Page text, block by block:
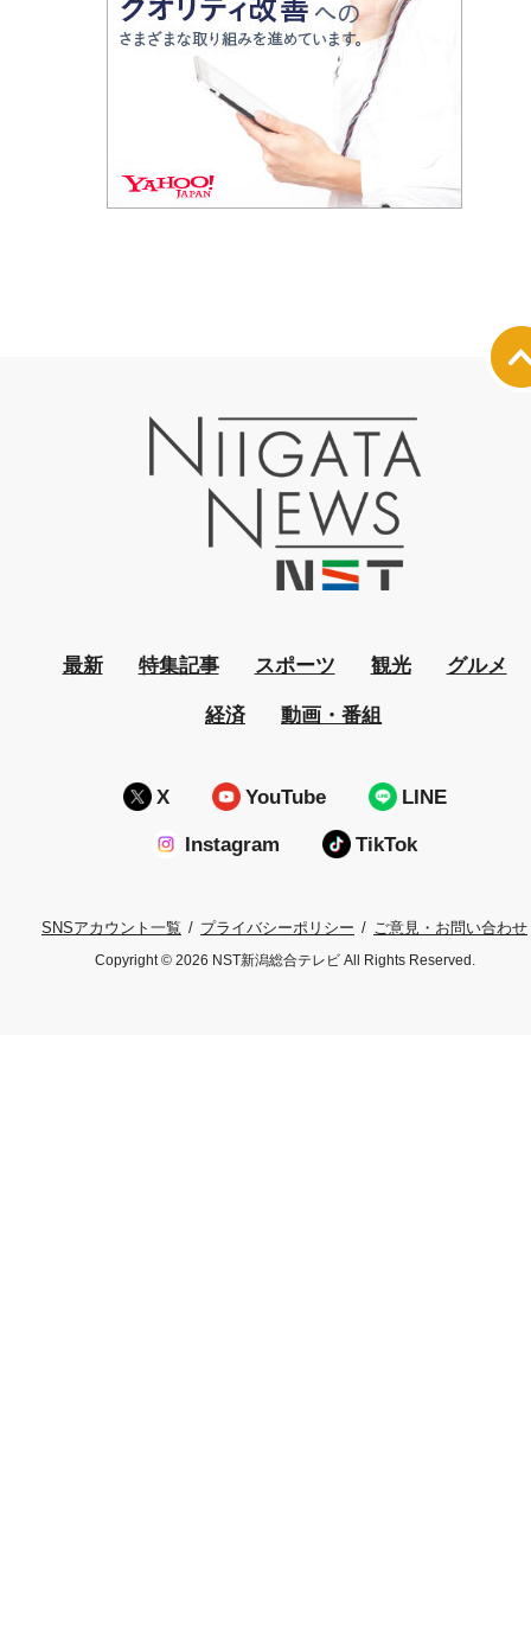
最新 特集記事 スポーツ 観光 グルメ
経済 動画・番組
X YouTube LINE
Instagram TikTok
SNSアカウント一覧 プライバシーポリシー ご意見・お問い合わせ
Copyright © 2026 NST新潟総合テレビ All Rights Reserved.